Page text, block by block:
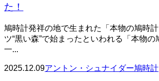
た！
鳩時計発祥の地で生まれた「本物の鳩時
ツ“黒い森”で始まったといわれる「本物
一...
2025.12.09アントン・シュナイダー鳩時計